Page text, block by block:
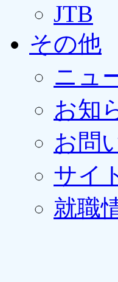
JTB
その他
ニュ
お知
お問
サイ
就職